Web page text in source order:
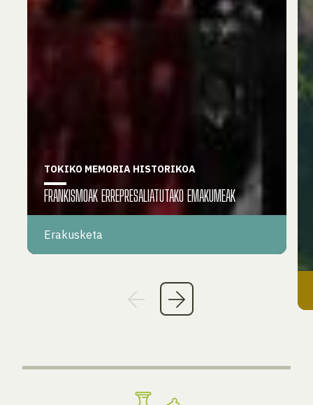
TOKIKO MEMORIA HISTORIKOA
FRANKISMOAK ERREPRESALIATUTAKO EMAKUMEAK
Erakusketa